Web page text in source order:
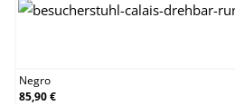
Negro
85,90 €